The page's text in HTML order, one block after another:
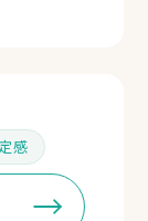
感